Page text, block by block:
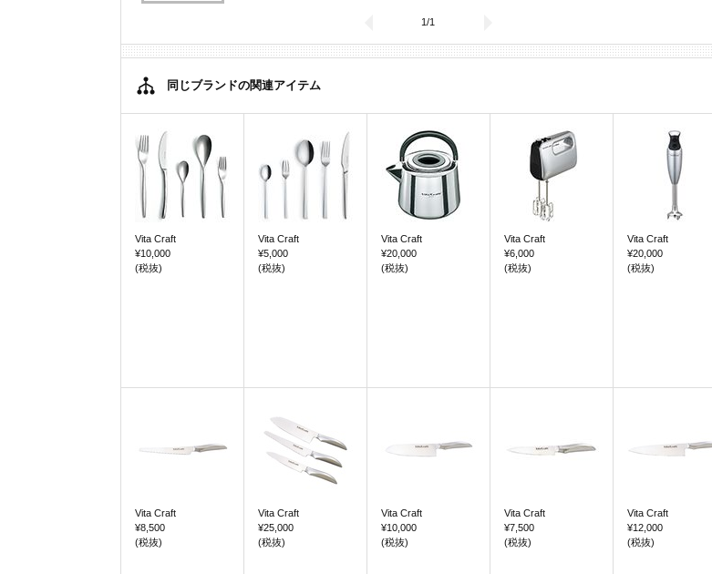
1/1
同じブランドの関連アイテム
Vita Craft
¥10,000
(税抜)
Vita Craft
¥5,000
(税抜)
Vita Craft
¥20,000
(税抜)
Vita Craft
¥6,000
(税抜)
Vita Craft
¥20,000
(税抜)
Vita Craft
¥8,500
(税抜)
Vita Craft
¥25,000
(税抜)
Vita Craft
¥10,000
(税抜)
Vita Craft
¥7,500
(税抜)
Vita Craft
¥12,000
(税抜)